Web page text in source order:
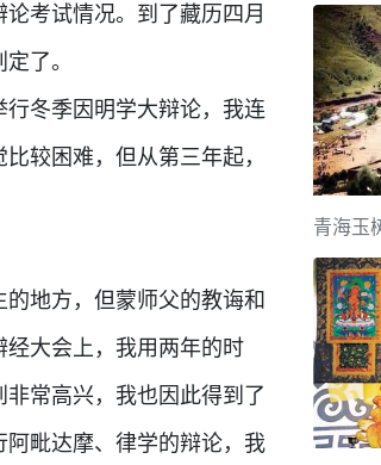
考试情况。到了藏历四月
了。
冬季因明学大辩论，我连
较困难，但从第三年起，
地方，但蒙师父的教诲和
大会上，我用两年的时
常高兴，我也因此得到了
毗达摩、律学的辩论，我
青海玉